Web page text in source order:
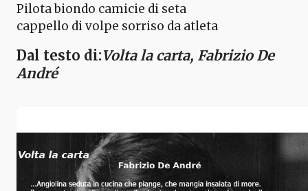
Pilota biondo camicie di seta
cappello di volpe sorriso da atleta
Dal testo di:Volta la carta, Fabrizio De
André